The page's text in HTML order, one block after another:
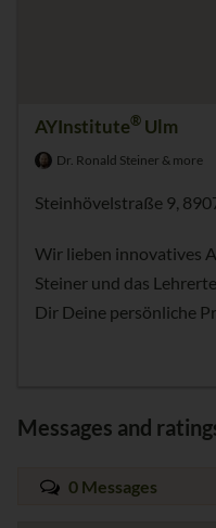
AYInstitute® Ulm
Dr. Ronald Steiner & more
Steinhövelstraße 9,
Wir lieben innovatives
Steiner und das
Dir Deine persönliche
Messages and
0 Messages